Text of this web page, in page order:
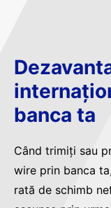
banca ta
Când trimiți sau
wire prin banca
rată de schimb